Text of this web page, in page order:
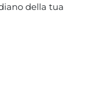
della tua